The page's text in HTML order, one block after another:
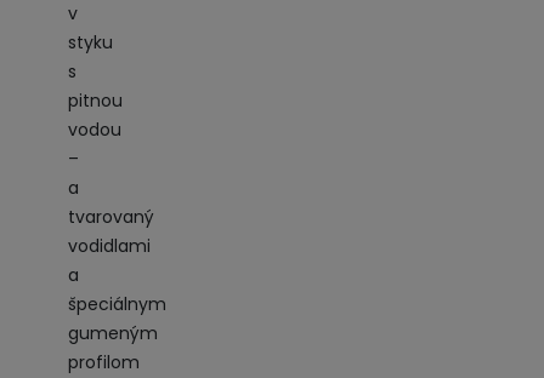
v
styku
s
pitnou
vodou
–
a
tvarovaný
vodidlami
a
špeciálnym
gumeným
profilom